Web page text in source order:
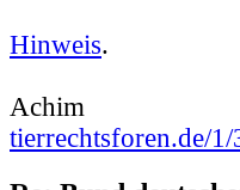
Hinweis.
Achim
tierrechtsforen.de/